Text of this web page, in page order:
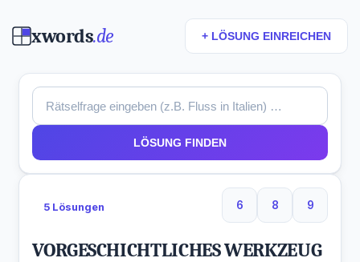
xwords.de + LÖSUNG EINREICHEN
LÖSUNG FINDEN
5 Lösungen 6
6 Buchstaben
8
8 Buchstaben
9
9
VORGESCHICHTLICHES WERKZEUG